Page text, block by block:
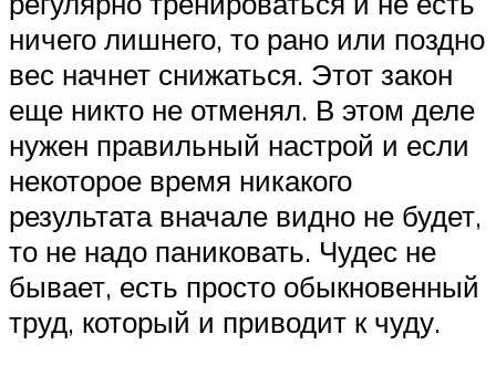
ничего лишнего, то рано или поздно
вес начнет снижаться. Этот закон
еще никто не отменял. В этом деле
нужен правильный настрой и если
некоторое время никакого
результата вначале видно не будет,
то не надо паниковать. Чудес не
бывает, есть просто обыкновенный
труд, который и приводит к чуду.